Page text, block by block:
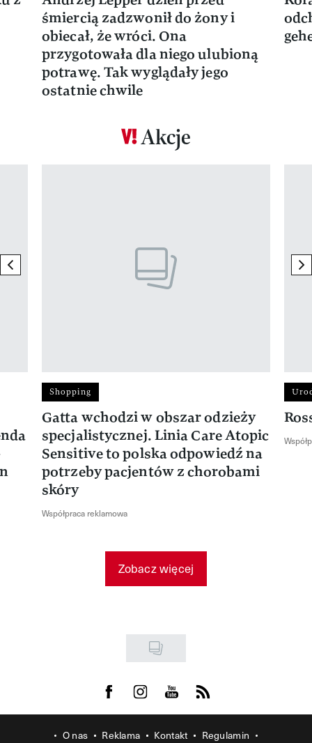
śmiercią zadzwonił do żony i
obiecał, że wróci. Ona
przygotowała dla niego ulubioną
potrawę. Tak wyglądały jego
ostatnie chwile
Akcje
previous element
Shopping
Gatta wchodzi w obszar odzieży
specjalistycznej. Linia Care Atopic
Sensitive to polska odpowiedź na
potrzeby pacjentów z chorobami
skóry
Współpraca reklamowa
Zobacz więcej
Visit us on Facebook
Visit us on Instagram
Visit us on Youtube
Visit us on Rss
O nas Reklama Kontakt
Regulamin